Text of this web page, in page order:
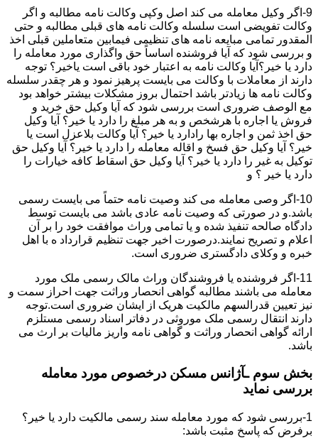
9-اگر وکیل معامله می کند اصل وکپی وکالت نامه مطالبه و اگر
وکالت تفویضی است سلسله وکالت نامه های قبلی مطالبه و حتی
المقدور تمامی مبایعه نامه های تنظیمی فیمابین متعاملین قبلی اخذ
و بررسی شود که آیا فروشنده اساساً حق واگذاری مورد معامله را
دارد یا خیر؟آیا وکالت نامه به اعتبار خود باقی است یاخیر؟ توجه
دارند از معاملات با وکالت می بایست پرهیز نمود و هر چقدر سلسله
وکالت نامه ها زیادتر باشد احتمال بروز مشکلات بیشتر خواهد بود
مع الوصف ضروری است بررسی شود که آیا وکیل حق خرید و
فروش یا اجاره با هرشخص و به هر مبلغ را دارد یا خیر؟ آیا وکیل
حق اخذ ثمن و اجاره بها رادارد یا خیر؟ آیا وکالت بلاعزل است یا
خیر؟ آیا وکیل حق فسخ و اقاله معامله را دارد یا خیر؟ آیا وکیل حق
توکیل به غیر را دارد یا خیر؟ آیا وکیل حق اسقاط کافه خیارات را
دارد یا خیر ؟ و
10-اگر وصی معامله می کند وصیت نامه حتماً می بایست رسمی
باشد.و در صورتی که وصیت نامه عادی باشد می بایست توسط
دادگاه صالحه تنفیذ شده و یا تمامی وراث موافقت خود را بر آن
اعلام و تصریح نمایند.درصورت اخیر جهت تنظیم قرارداد ه با اهل
خبره و وکلای دادگستری ضروری است.
11-اگر فروشنده یا فروشندگان وراث مالک رسمی ملک مورد
معامله می باشند مطالبه گواهی انحصار وراثت جهت احراز سمت و
نیز تعیین قدرالسهم مالکیت هریک از ایشان ضروری است.توجه
دارند انتقال رسمی ملک موروثی در دفاتر اسناد رسمی مستلزم
ارائه گواهی انحصار وراثت و گواهی نامه واریز مالیات بر ارث می
باشد.
بخش سوم ـآژانس مسکن درخصوص مورد معامله
بررسی نماید
1-بررسی شود که مورد معامله سند رسمی مالکیت دارد یا خیر؟
برفرض که پاسخ مثبت باشد: